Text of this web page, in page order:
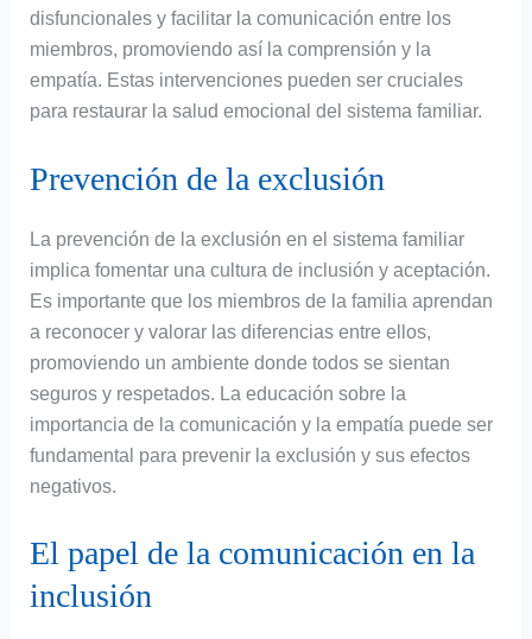
disfuncionales y facilitar la comunicación entre los
miembros, promoviendo así la comprensión y la
empatía. Estas intervenciones pueden ser cruciales
para restaurar la salud emocional del sistema familiar.
Prevención de la exclusión
La prevención de la exclusión en el sistema familiar
implica fomentar una cultura de inclusión y aceptación.
Es importante que los miembros de la familia aprendan
a reconocer y valorar las diferencias entre ellos,
promoviendo un ambiente donde todos se sientan
seguros y respetados. La educación sobre la
importancia de la comunicación y la empatía puede ser
fundamental para prevenir la exclusión y sus efectos
negativos.
El papel de la comunicación en la
inclusión